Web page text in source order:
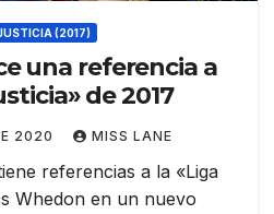
(2017)
una referencia a
de 2017
2020 MISS LANE
referencias a la «Liga
Whedon en un nuevo